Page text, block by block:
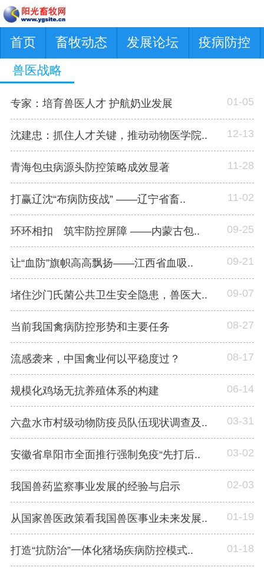
首页 畜牧动态 发展论坛 疫病防控
兽医战略
专家：培育兽医人才 护航奶业发展 01-05
沈建忠：抓住人才关键，推动动物医学院.. 12-13
青海包虫病源头防控策略成效显著 11-28
打赢辽沈“布病防疫战” ——辽宁省畜.. 11-02
环环相扣 筑牢防控屏障 ——内蒙古包.. 09-25
让“血防”旗帜高高飘扬——江西省血吸.. 09-21
堵住沙门氏菌公共卫生安全隐患，兽医大.. 09-07
当前我国禽病防控形势和主要任务 08-27
流感袭来，中国禽业何以平稳度过？ 08-17
规模化鸡场无抗养殖体系的构建 06-14
六盘水市村级动物防疫员队伍现状调查及.. 03-31
安徽省阜阳市全面推行强制免疫“先打后.. 03-02
我国兽药监察事业发展的经验与启示 02-03
从国家兽医政策看我国兽医事业未来发展.. 01-19
打造“抗防治”一体化猪场疾病防控模式.. 01-18